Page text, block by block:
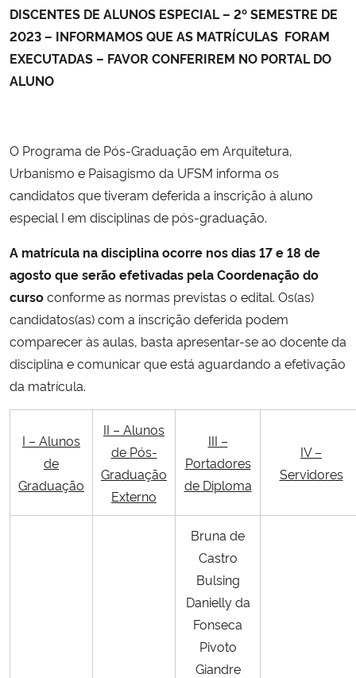
Ministério do Meio Ambiente
Ministério da Mulher, da Família e dos Direitos Humanos
Secretaria-Geral
Secretaria de Governo
Gabinete de Segurança Institucional
Advocacia-Geral da União
Banco Central do Brasil
DISCENTES DE ALUNOS ESPECIAL – 2º SEMESTRE DE
2023 – INFORMAMOS QUE AS MATRÍCULAS FORAM
EXECUTADAS – FAVOR CONFERIREM NO PORTAL DO
ALUNO
O Programa de Pós-Graduação em Arquitetura,
Urbanismo e Paisagismo da UFSM informa os
candidatos que tiveram deferida a inscrição à aluno
especial I em disciplinas de pós-graduação.
A matrícula na disciplina ocorre nos dias 17 e 18 de
agosto que serão efetivadas pela Coordenação do
cursoconforme as normas previstas o edital. Os(as)
candidatos(as) com a inscrição deferida podem
comparecer às aulas, basta apresentar-se ao docente da
disciplina e comunicar que está aguardando a efetivação
da matrícula.
I – Alunos
de
Graduação
II – Alunos
de Pós-
Graduação
Externo
III –
Portadores
de Diploma
IV –
Servidores
Bruna de
Castro
Bulsing
Danielly da
Fonseca
Pivoto
Giandre